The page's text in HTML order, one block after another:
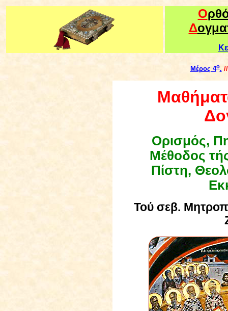
Ο
Δ
Μέρος 4ο.
Ορισμός,
Μέθοδος
Πίστη,
Τού σεβ.